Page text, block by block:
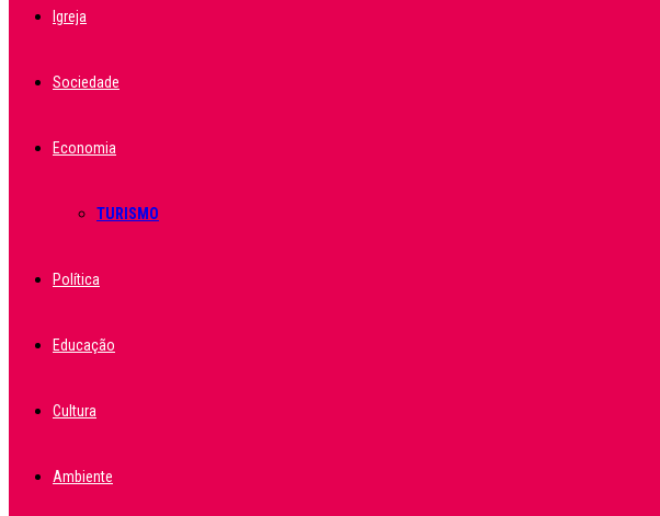
Igreja
Sociedade
Economia
TURISMO
Política
Educação
Cultura
Ambiente